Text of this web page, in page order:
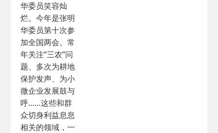
华委员笑容灿
烂。今年是张明
华委员第十次参
加全国两会。常
年关注“三农”问
题、多次为耕地
保护发声、为小
微企业发展鼓与
呼……这些和群
众切身利益息息
相关的领域，一